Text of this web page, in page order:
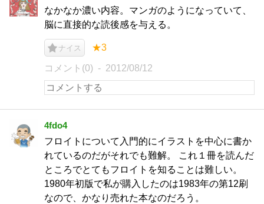
なかなか濃い内容。マンガのようになっていて、
脳に直接的な読後感を与える。
ナイス ★3
コメント(0) 2012/08/12
4fdo4
フロイトについて入門的にイラストを中心に書か
れているのだがそれでも難解。 これ１冊を読んだ
ところでとてもフロイトを知ることは難しい。
1980年初版で私が購入したのは1983年の第12刷
なので、かなり売れた本なのだろう。